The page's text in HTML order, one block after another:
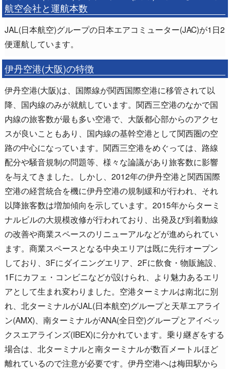
航空会社と運航本数
JAL(日本航空)グループの日本エアコミューター(JAC)が1日2
便運航しています。
伊丹空港(大阪)の特徴
伊丹空港(大阪)は、国際線が関西国際空港に移管されて以
降、国内線のみが就航しています。関西三空港のなかで国
内線の旅客数が最も多い空港で、大阪都心部からのアクセ
スが良いこともあり、国内線の基幹空港として関西圏の空
路の中心になっています。関西三空港をめぐっては、路線
配分や騒音規制の問題等、様々な論議があり旅客数に影響
を与えてきました。しかし、2012年の伊丹空港と関西国際
空港の経営統合を機に伊丹空港の規制緩和が行われ、それ
以降旅客数は増加傾向を示しています。2015年からターミ
ナルビルの大規模改修が行われており、出発及び到着動線
の改善や商業スペースのリニューアルなどが進められてい
ます。商業スペースとなる中央エリアは既に先行オープン
しており、3Fにダイニングエリア、2Fに飲食・物販施設、
1Fにカフェ・コンビニなどが設けられ、より魅力あるエリ
アとして生まれ変わりました。空港ターミナルは南北に別
れ、北ターミナルがJAL(日本航空)グループと天草エアライ
ン(AMX)、南ターミナルがANA(全日空)グループとアイベッ
クスエアラインズ(IBEX)に分かれています。乗り継ぎをする
場合は、北ターミナルと南ターミナルが数百メートルほど
離れているので注意が必要です。伊丹空港へは梅田駅から